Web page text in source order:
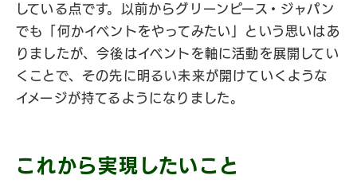
している点です。以前からグリーンピース・ジャパン
でも「何かイベントをやってみたい」という思いはあ
りましたが、今後はイベントを軸に活動を展開してい
くことで、その先に明るい未来が開けていくような
イメージが持てるようになりました。
これから実現したいこと